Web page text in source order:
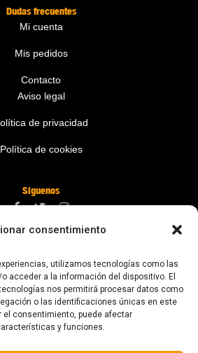
consentimiento
utilizamos tecnologías como las
acceder a la información del dispositivo. El
nos permitirá procesar datos como
o las identificaciones únicas en este
el consentimiento, puede afectar
y funciones.
Dudas frecuentes
Mi cuenta
Mis pedidos
Contacto
Aviso legal
de privacidad
Política de cookies
Síguenos
de Déu de Montserrat, 115
08024 Barcelona